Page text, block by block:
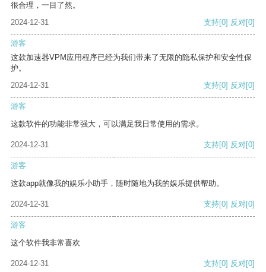
很合理，一目了然。
2024-12-31
支持[0] 反对[0]
游客
这款加速器VPM应用程序已经为我们带来了无限的隐私保护和安全性保
护。
2024-12-31
支持[0] 反对[0]
游客
这款软件的功能非常强大，可以满足我日常使用的需求。
2024-12-31 支持[0] 反对[0]
游客
这款app就像我的娱乐小助手，随时随地为我的娱乐提供帮助。
2024-12-31 支持[0] 反对[0]
游客
这个软件我非常喜欢
2024-12-31 支持[0] 反对[0]